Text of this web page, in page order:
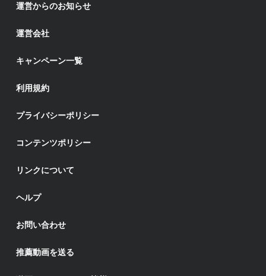
運営からのお知らせ
運営会社
キャンペーン一覧
利用規約
プライバシーポリシー
コンテンツポリシー
リンクについて
ヘルプ
お問い合わせ
推薦動画を送る